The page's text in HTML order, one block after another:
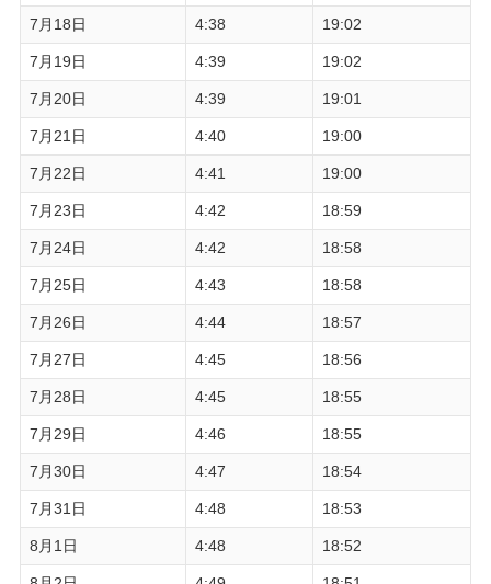
7月18日 4:38 19:02
7月19日 4:39 19:02
7月20日 4:39 19:01
7月21日 4:40 19:00
7月22日 4:41 19:00
7月23日 4:42 18:59
7月24日 4:42 18:58
7月25日 4:43 18:58
7月26日 4:44 18:57
7月27日 4:45 18:56
7月28日 4:45 18:55
7月29日 4:46 18:55
7月30日 4:47 18:54
7月31日 4:48 18:53
8月1日 4:48 18:52